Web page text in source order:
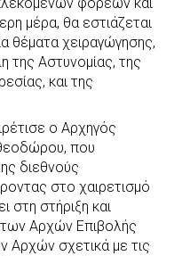
μέρα, θα εστιάζεται
θέματα χειραγώγησης,
της Αστυνομίας, της
και της
ο Αρχηγός
που
διεθνούς
στο χαιρετισμό
στη στήριξη και
Αρχών Επιβολής
Αρχών σχετικά με τις